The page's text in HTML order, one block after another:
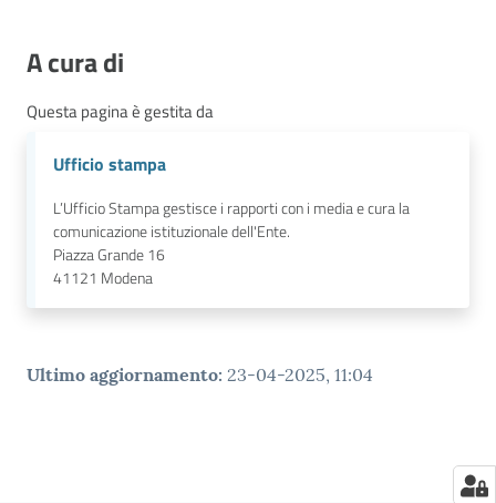
A cura di
Questa pagina è gestita da
Ufficio stampa
L’Ufficio Stampa gestisce i rapporti con i media e cura la
comunicazione istituzionale dell'Ente.
Piazza Grande 16
41121 Modena
Ultimo aggiornamento: 23-04-2025, 11:04